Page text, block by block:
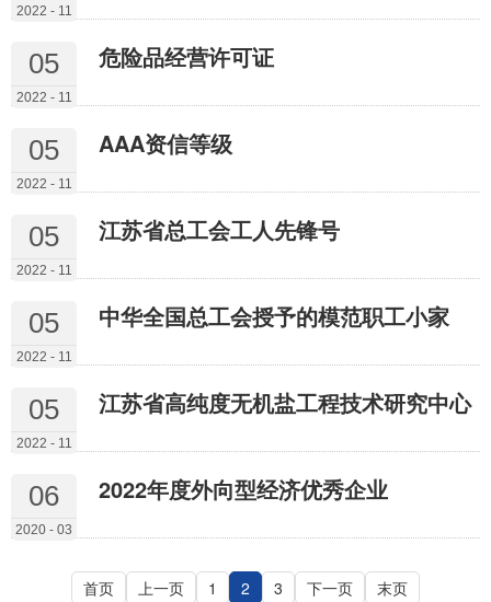
2022 - 11
05
2022 - 11
危险品经营许可证
05
2022 - 11
AAA资信等级
05
2022 - 11
江苏省总工会工人先锋号
05
2022 - 11
中华全国总工会授予的模范职工小家
05
2022 - 11
江苏省高纯度无机盐工程技术研究中心
06
2020 - 03
2022年度外向型经济优秀企业
首页 上一页 1 2 3 下一页 末页